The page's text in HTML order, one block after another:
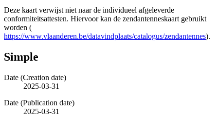
Deze kaart verwijst niet naar de individueel afgeleverde
conformiteitsattesten. Hiervoor kan de zendantenneskaart gebruikt
worden (
https://www.vlaanderen.be/datavindplaats/catalogus/zendantennes).
Simple
Date (Creation date)
2025-03-31
Date (Publication date)
2025-03-31